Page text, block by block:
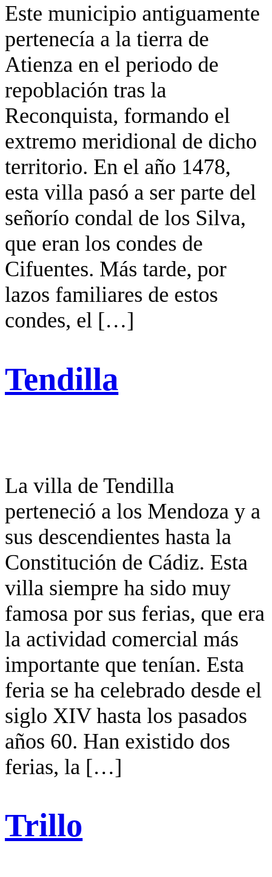
Este municipio antiguamente
pertenecía a la tierra de
Atienza en el periodo de
repoblación tras la
Reconquista, formando el
extremo meridional de dicho
territorio. En el año 1478,
esta villa pasó a ser parte del
señorío condal de los Silva,
que eran los condes de
Cifuentes. Más tarde, por
lazos familiares de estos
condes, el […]
Tendilla
La villa de Tendilla
perteneció a los Mendoza y a
sus descendientes hasta la
Constitución de Cádiz. Esta
villa siempre ha sido muy
famosa por sus ferias, que era
la actividad comercial más
importante que tenían. Esta
feria se ha celebrado desde el
siglo XIV hasta los pasados
años 60. Han existido dos
ferias, la […]
Trillo